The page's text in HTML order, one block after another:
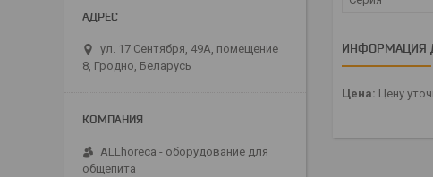
ИНФОРМАЦИЯ
Цена: Цену
ул. 17 Сентября, 49А, помещение
8, Гродно, Беларусь
ALLhoreca - оборудование для
общепита